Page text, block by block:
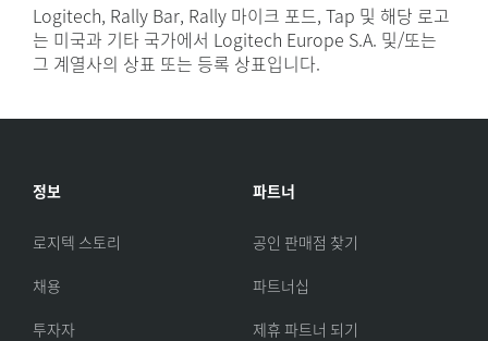
Logitech, Rally Bar, Rally 마이크 포드, Tap 및 해당 로고
는 미국과 기타 국가에서 Logitech Europe S.A. 및/또는
그 계열사의 상표 또는 등록 상표입니다.
정보
로지텍 스토리
채용
투자자
파트너
공인 판매점 찾기
파트너십
제휴 파트너 되기